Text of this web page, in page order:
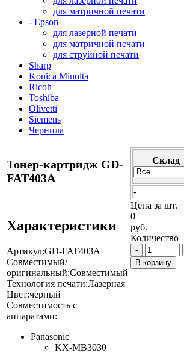
для матричной печати
- Epson
для лазерной печати
для матричной печати
для струйной печати
Sharp
Konica Minolta
Ricoh
Toshiba
Olivetti
Siemens
Чернила
Тонер-картридж GD-
FAT403A
Характеристики
Артикул:GD-FAT403A
Совместимый/
оригинальный:Совместимый
Технология печати:Лазерная
Цвет:черный
Совместимость с
аппаратами:
Panasonic
KX-MB3030
Cклад
-
Цена за шт.
0
руб.
Количество
-
В корзину